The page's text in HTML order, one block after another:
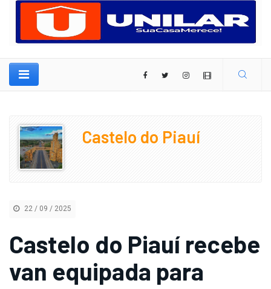
Castelo do Piauí
22 / 09 / 2025
Castelo do Piauí recebe
van equipada para